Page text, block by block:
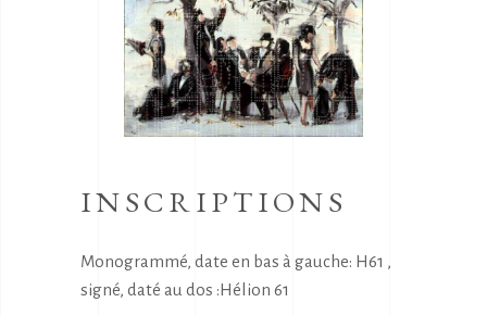
INSCRIPTIONS
Monogrammé, date en bas à gauche: H61 ,
signé, daté au dos :Hélion 61